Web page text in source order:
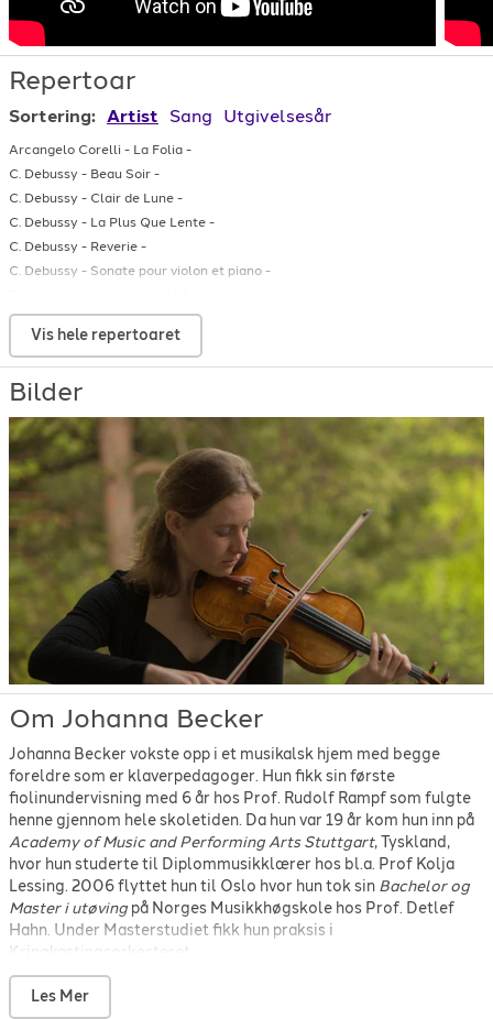
support@gigplanet.no
Repertoar
Sortering: Artist Sang Utgivelsesår
Arcangelo Corelli - La Folia -
C. Debussy - Beau Soir -
C. Debussy - Clair de Lune -
C. Debussy - La Plus Que Lente -
C. Debussy - Reverie -
C. Debussy - Sonate pour violon et piano -
Eric Öst-Bacon and Eggs-
Erich Wolfgang Korngold -Tanzlied des Pierrot
Ernest Bloch-Nigun-
Eugene Ysaÿe
Eugene Ysaÿe-Rève d'enfant-
F. Chopin-Nocturne op. Posth.
F. Kreisler -Liebesfreud-
F. Kreisler
Liebesleid
F. Kreisler
Polichinelle -
F. Kreisler
Schön Rosmarin
F. Kreisler
Syncopation
Felix Mendelssohn-Lieder ohne Worte-
H. Wieniawski
Obertass Mazurka
J. Bach
Allemande d-moll
J. Bach
Corrente i d-moll
-
J. Bach-Duett for fiolin og cello i a-moll-
J. H. Fiocco- Allegro-
J. Raff-Kavatine-
Johannes Brahms-Contemplation-
Ludwig van Beethoven-Vårsonate-
Massenet- Meditation from Thais-
Messiaen- Thème et variations -
Klavertrio Op. 50
P. I. Tschaikowsky
Melodie
Pachelbel- Canon in D-1680
Schulhoff
- Zingaresca -
Vis hele repertoaret
Bilder
Om Johanna Becker
Johanna Becker vokste opp i et musikalsk hjem med begge
foreldre som er klaverpedagoger. Hun fikk sin første
fiolinundervisning med 6 år hos Prof. Rudolf Rampf som fulgte
henne gjennom hele skoletiden. Da hun var 19 år kom hun inn på
Academy of Music and Performing Arts Stuttgart, Tyskland,
hvor hun studerte til Diplommusikklærer hos bl.a. Prof Kolja
Lessing. 2006 flyttet hun til Oslo hvor hun tok sin Bachelor og
Master i utøving på Norges Musikkhøgskole hos Prof. Detlef
Hahn. Under Masterstudiet fikk hun praksis i
Kringkastingsorkesteret.
Johanna har jobbet som vikar i flere norske orkestre, som
Bergen Filharmoniske eller Kristiansand Symfoniorkester. Hun
Les Mer